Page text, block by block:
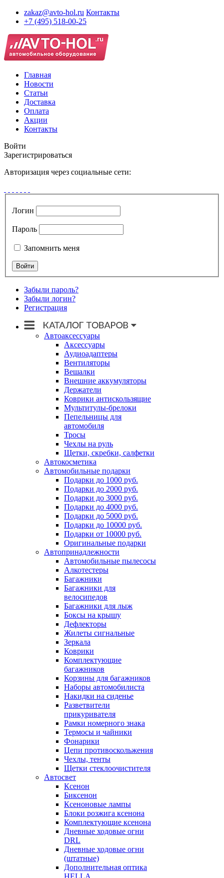
zakaz@avto-hol.ru Контакты
+7 (495) 518-00-25
Главная
Новости
Статьи
Доставка
Оплата
Акции
Контакты
Войти
Зарегистрироваться
Авторизация через социальные сети:
Логин
Пароль
Запомнить меня
Забыли пароль?
Забыли логин?
Регистрация
Автоаксессуары
Аксессуары
Аудиоадаптеры
Вентиляторы
Вешалки
Внешние аккумуляторы
Держатели
Коврики антискользящие
Мультитулы-брелоки
Пепельницы для
автомобиля
Тросы
Чехлы на руль
Щетки, скребки, салфетки
Автокосметика
Автомобильные подарки
Подарки до 1000 руб.
Подарки до 2000 руб.
Подарки до 3000 руб.
Подарки до 4000 руб.
Подарки до 5000 руб.
Подарки до 10000 руб.
Подарки от 10000 руб.
Оригинальные подарки
Автопринадлежности
Автомобильные пылесосы
Алкотестеры
Багажники
Багажники для
велосипедов
Багажники для лыж
Боксы на крышу
Дефлекторы
Жилеты сигнальные
Зеркала
Коврики
Комплектующие
багажников
Корзины для багажников
Наборы автомобилиста
Накидки на сиденье
Разветвители
прикуривателя
Рамки номерного знака
Термосы и чайники
Фонарики
Цепи противоскольжения
Чехлы, тенты
Щетки стеклоочистителя
Автосвет
Ксенон
Биксенон
Ксеноновые лампы
Блоки розжига ксенона
Комплектующие ксенона
Дневные ходовые огни
DRL
Дневные ходовые огни
(штатные)
Дополнительная оптика
HELLA